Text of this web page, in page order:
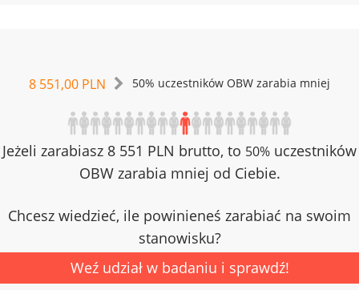
8 551,00 PLN 50% uczestników OBW zarabia mniej
Jeżeli zarabiasz 8 551 PLN brutto, to 50% uczestników
OBW zarabia mniej od Ciebie.
Chcesz wiedzieć, ile powinieneś zarabiać na swoim
stanowisku?
Weź udział w badaniu i sprawdź!